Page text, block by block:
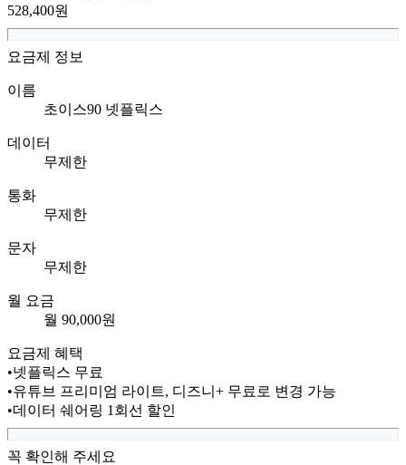
528,400원
요금제 정보
이름
초이스90 넷플릭스
데이터
무제한
통화
무제한
문자
무제한
월 요금
월 90,000원
요금제 혜택
•넷플릭스 무료
•유튜브 프리미엄 라이트, 디즈니+ 무료로 변경 가능
•데이터 쉐어링 1회선 할인
꼭 확인해 주세요